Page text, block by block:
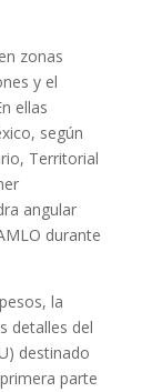
zonas
y el
ellas
según
Territorial
angular
durante
la
detalles del
destinado
parte